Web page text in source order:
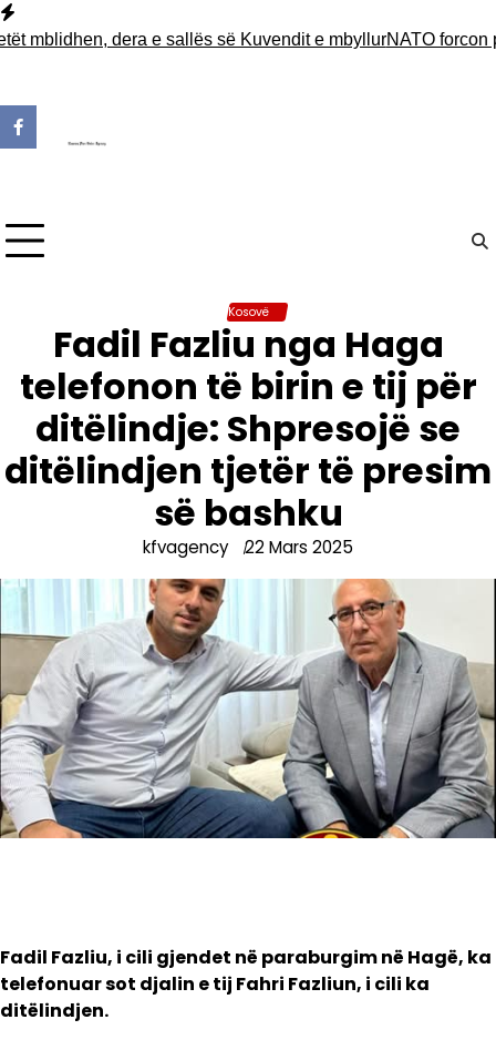
Skip
to
dera e sallës së Kuvendit e mbyllurNATO forcon
Kosovë
Fadil Fazliu nga Haga
telefonon të birin e tij për
ditëlindje: Shpresojë se
ditëlindjen tjetër të presim
së bashku
kfvagency 22 Mars 2025
Fadil Fazliu, i cili gjendet në paraburgim në Hagë, ka
telefonuar sot djalin e tij Fahri Fazliun, i cili ka
ditëlindjen.